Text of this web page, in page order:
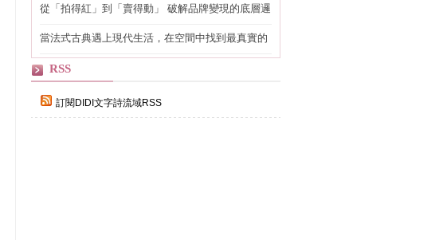
從「拍得紅」到「賣得動」 破解品牌變現的底層邏
當法式古典遇上現代生活，在空間中找到最真實的
RSS
訂閱DIDI文字詩流域RSS